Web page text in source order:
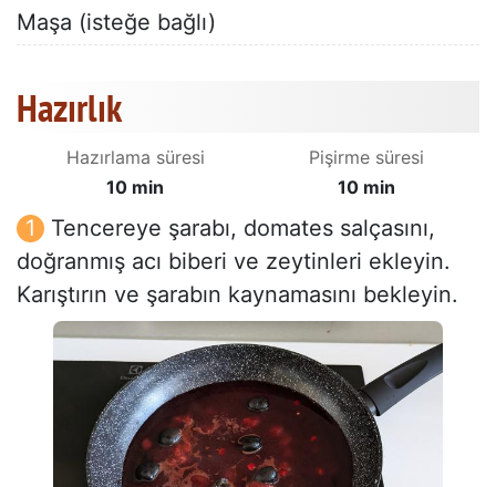
Maşa (isteğe bağlı)
Hazırlık
Hazırlama süresi
10 min
Pişirme süresi
10 min
Tencereye şarabı, domates salçasını,
doğranmış acı biberi ve zeytinleri ekleyin.
Karıştırın ve şarabın kaynamasını bekleyin.